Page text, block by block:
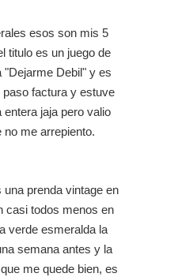
esos son mis 5
titulo es un juego de
"Dejarme Debil" y es
factura y estuve
jaja pero valio
no me arrepiento.
prenda vintage en
casi todos menos en
verde esmeralda la
semana antes y la
me quede bien, es